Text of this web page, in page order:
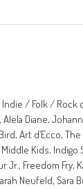
/ Folk / Rock
Diane,
Art d’Ecco,
Middle Kids,
Jr., Freedom Fry,
Neufeld, Sara